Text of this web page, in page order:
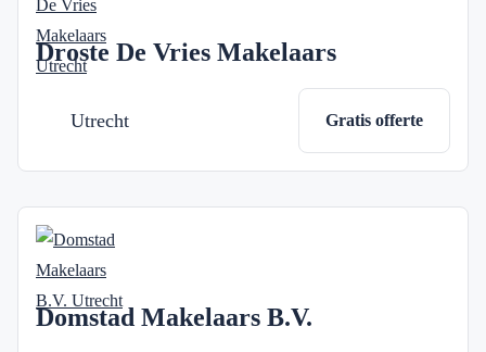
Droste De Vries Makelaars
Utrecht Gratis offerte
Domstad Makelaars B.V.